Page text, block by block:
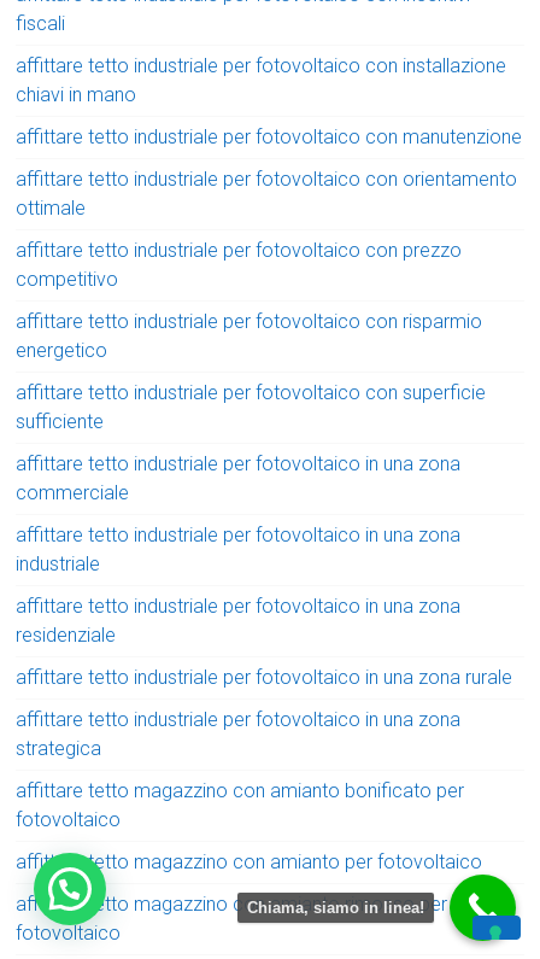
fiscali
affittare tetto industriale per fotovoltaico con installazione
chiavi in mano
affittare tetto industriale per fotovoltaico con manutenzione
affittare tetto industriale per fotovoltaico con orientamento
ottimale
affittare tetto industriale per fotovoltaico con prezzo
competitivo
affittare tetto industriale per fotovoltaico con risparmio
energetico
affittare tetto industriale per fotovoltaico con superficie
sufficiente
affittare tetto industriale per fotovoltaico in una zona
commerciale
affittare tetto industriale per fotovoltaico in una zona
industriale
affittare tetto industriale per fotovoltaico in una zona
residenziale
affittare tetto industriale per fotovoltaico in una zona rurale
affittare tetto industriale per fotovoltaico in una zona
strategica
affittare tetto magazzino con amianto bonificato per
fotovoltaico
affittare tetto magazzino con amianto per fotovoltaico
affittare tetto magazzino con amianto rimosso per
fotovoltaico
Chiama, siamo in linea!